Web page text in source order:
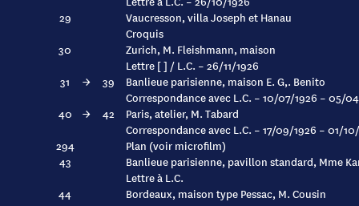
29
Vaucresson, villa Joseph et Hanau
Croquis
30
Zurich, M. Fleishmann, maison
Lettre [ ] / L.C. – 26/11/1926
31
→ 39
Banlieue parisienne, maison E. G,. Benito
Correspondance avec L.C. – 10/07/1926 – 05/
40
→ 42
Paris, atelier, M. Tabard
Correspondance avec L.C. – 17/09/1926 – 01/
294
Plan (voir microfilm)
43
Banlieue parisienne, pavillon standard, Mme
Lettre à L.C.
44
Bordeaux, maison type Pessac, M. Cousin